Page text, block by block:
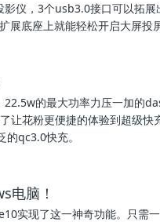
仪，3个usb3.0接口可以拓展
底座上就能轻松开启大屏投
的最大功率力压一加的
让花粉更便捷的体验到超级快
qc3.0快充。
电脑！
实现了这一神奇功能。只需